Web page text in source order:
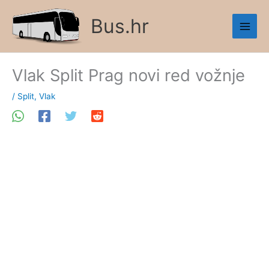
content
Bus.hr
Vlak Split Prag novi red vožnje
/ Split, Vlak